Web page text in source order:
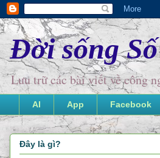
Đời sống Số
Lưu trữ các bài viết về công
AI App Facebook
Đây là gì?